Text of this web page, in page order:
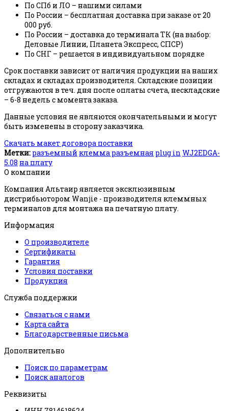
По СПб и ЛО – нашими силами
По России – бесплатная доставка при заказе от 20
000 руб.
По России – доставка до терминала ТК (на выбор:
Деловые Линии, Планета Экспресс, СПСР)
По СНГ – решается в индивидуальном порядке
Срок поставки зависит от наличия продукции на наших
складах и складах производителя. Складские позиции
отгружаются в теч. дня после оплаты счета, нескладские
– 6-8 недель с момента заказа.
Данные условия не являются окончательными и могут
быть изменены в сторону заказчика.
Скачать макет договора поставки
Метки: разъемный клемма разъемная plug in WJ2EDGA-
5.08 на плату
О компании
Компания Альтаир является эксклюзивным
дистрибьютором Wanjie - производителя клеммных
терминалов для монтажа на печатную плату.
Информация
О производителе
Сертификаты
Гарантия
Условия поставки
Продукция
Служба поддержки
Связаться с нами
Карта сайта
Благодарственные письма
Дополнительно
Поиск по параметрам
Поиск аналогов
Реквизиты